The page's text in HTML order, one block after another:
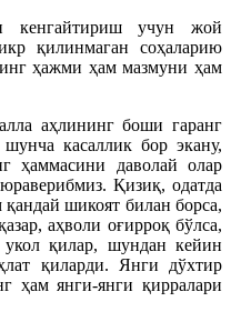
кенгайтириш учун жой
қилинмаган соҳаларию
ҳажми ҳам мазмуни ҳам
аҳлининг боши гаранг
касаллик бор экану,
ҳаммасини даволай олар
Қизиқ, одатда
шикоят билан борса,
аҳволи оғирроқ бўлса,
қилар, шундан кейин
қиларди. Янги дўхтир
ҳам янги-янги қирралари